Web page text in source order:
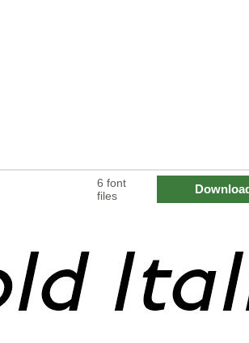
6 font
files